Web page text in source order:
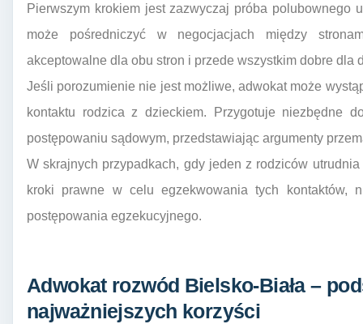
Pierwszym krokiem jest zazwyczaj próba polubownego
może pośredniczyć w negocjacjach między
akceptowalne dla obu stron i przede wszystkim dobre dla
Jeśli porozumienie nie jest możliwe, adwokat może
kontaktu rodzica z dzieckiem. Przygotuje niezbędne
postępowaniu sądowym, przedstawiając argumenty
W skrajnych przypadkach, gdy jeden z rodziców
kroki prawne w celu egzekwowania tych kontaktów,
postępowania egzekucyjnego.
Adwokat rozwód Bielsko-Biała –
najważniejszych korzyści